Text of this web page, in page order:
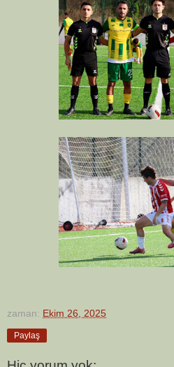
zaman: Ekim 26, 2025
Paylaş